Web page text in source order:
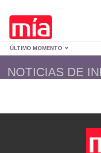
ÚLTIMO MOMENTO
NOTICIAS DE